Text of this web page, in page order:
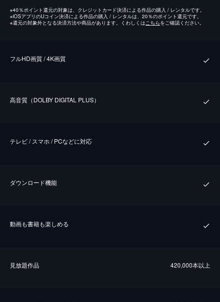
※40％ポイント還元の対象は、クレジットカード決済による作品の購入 / レンタルです。
※iOSアプリのUコイン決済による作品の購入 / レンタルは、20％のポイント還元です。
※還元の対象外となる決済方法や商品があります。くわしくはこちらをご確認ください。
フルHD画質 / 4K画質
⾼⾳質（DOLBY DIGITAL PLUS）
テレビ / スマホ / PCなどに対応
ダウンロード機能
動画も書籍も楽しめる
⾒放題作品 420,000本以上